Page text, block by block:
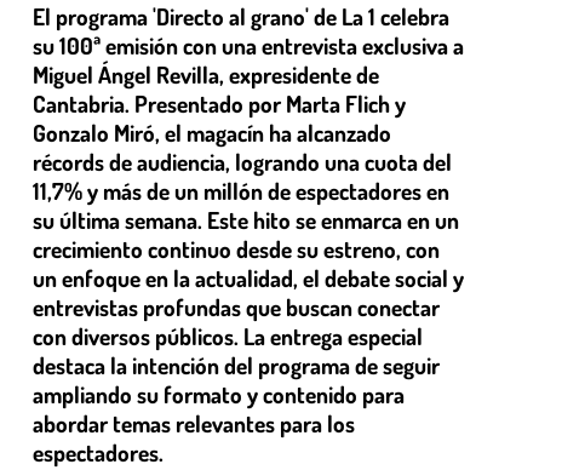
El programa 'Directo al grano' de La 1 celebra
su 100ª emisión con una entrevista exclusiva a
Miguel Ángel Revilla, expresidente de
Cantabria. Presentado por Marta Flich y
Gonzalo Miró, el magacín ha alcanzado
récords de audiencia, logrando una cuota del
11,7% y más de un millón de espectadores en
su última semana. Este hito se enmarca en un
crecimiento continuo desde su estreno, con
un enfoque en la actualidad, el debate social y
entrevistas profundas que buscan conectar
con diversos públicos. La entrega especial
destaca la intención del programa de seguir
ampliando su formato y contenido para
abordar temas relevantes para los
espectadores.